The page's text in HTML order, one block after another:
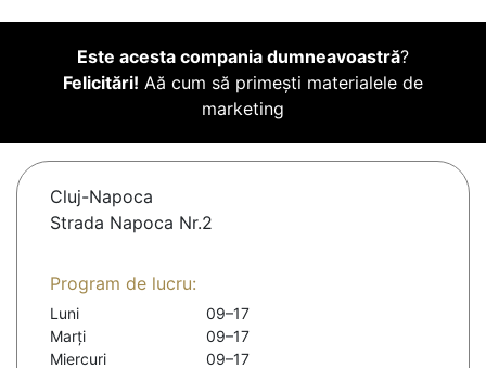
Este acesta compania dumneavoastră?
Felicitări! Aă cum să primești materialele de
marketing
Cluj-Napoca
Strada Napoca Nr.2
Program de lucru:
Luni
09–17
Marți
09–17
Miercuri
09–17